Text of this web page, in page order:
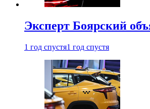
Эксперт Боярский
1 год спустя1 год спустя